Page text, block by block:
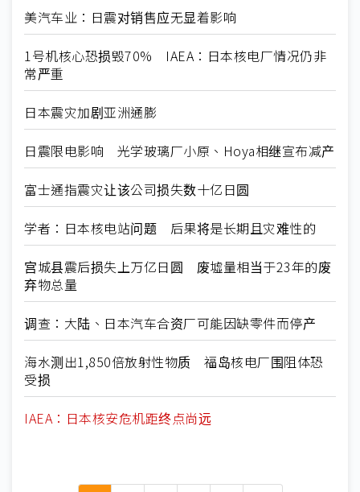
美汽车业：日震对销售应无显着影响
1号机核心恐损毁70% IAEA：日本核电厂情况仍非
常严重
日本震灾加剧亚洲通膨
日震限电影响 光学玻璃厂小原、Hoya相继宣布减产
富士通指震灾让该公司损失数十亿日圆
学者：日本核电站问题 后果将是长期且灾难性的
宫城县震后损失上万亿日圆 废墟量相当于23年的废
弃物总量
调查：大陆、日本汽车合资厂可能因缺零件而停产
海水测出1,850倍放射性物质 福岛核电厂围阻体恐
受损
IAEA：日本核安危机距终点尚远